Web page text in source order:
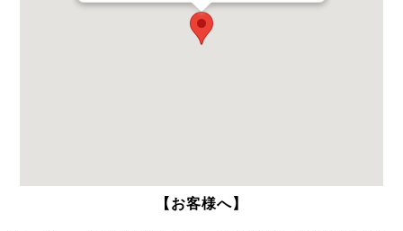
【お客様へ】